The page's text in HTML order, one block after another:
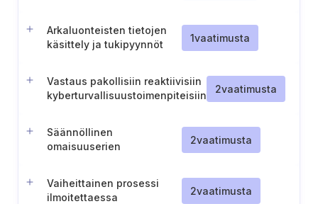
Arkaluonteisten tietojen
käsittely ja tukipyynnöt
1vaatimusta
Vastaus pakollisiin reaktiivisiin
kyberturvallisuustoimenpiteisiin
2vaatimusta
Säännöllinen
omaisuuserien
perustelut (Tšekki).
2vaatimusta
Vaiheittainen prosessi
ilmoitettaessa
2vaatimusta